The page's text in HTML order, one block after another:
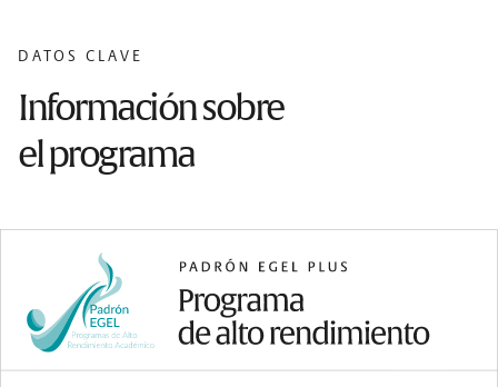
DATOS CLAVE
Información sobre
el programa